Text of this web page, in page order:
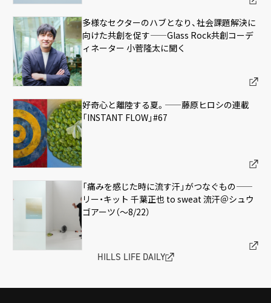
多様なセクターのハブとなり、社会課題解決に
向けた共創を促す——Glass Rock共創コーデ
ィネーター 小菅隆太に聞く
好奇心と離陸する夏。——藤原ヒロシの連載
「INSTANT FLOW」#67
「痛みを感じた時に流す汗」がつなぐもの——
リー・キット 千葉正也 to sweat 流汗＠シュウ
ゴアーツ（〜8/22）
HILLS LIFE DAILY